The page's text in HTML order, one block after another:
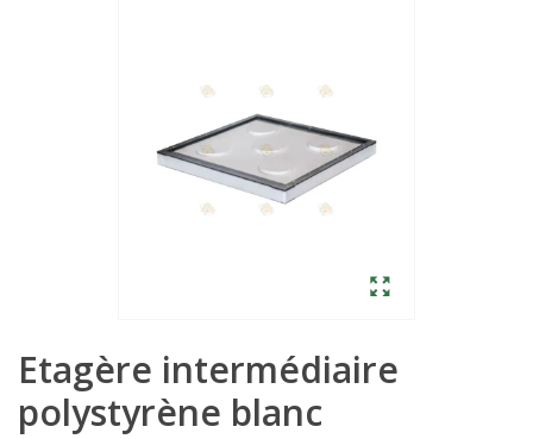
Etagère intermédiaire
polystyrène blanc